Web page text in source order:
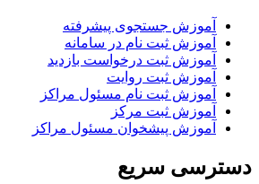
آموزش جستجوی پیشرفته
آموزش ثبت نام در سامانه
آموزش ثبت درخواست بازدید
آموزش ثبت روایت
آموزش ثبت نام مسئول مراکز
آموزش ثبت مرکز
آموزش پیشخوان مسئول مراکز
دسترسی سریع